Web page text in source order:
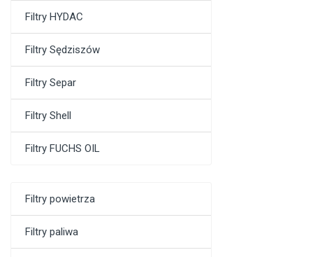
Filtry HYDAC
Filtry Sędziszów
Filtry Separ
Filtry Shell
Filtry FUCHS OIL
Filtry powietrza
Filtry paliwa